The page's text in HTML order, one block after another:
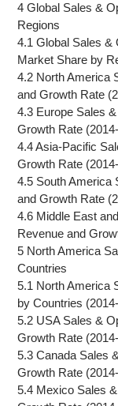
4 Global Sales &
Regions
4.1 Global Sales &
Market Share by
4.2 North America
and Growth Rate
4.3 Europe Sales
Growth Rate
4.4 Asia-Pacific
Growth Rate
4.5 South America
and Growth Rate
4.6 Middle East
Revenue and
5 North America
Countries
5.1 North America
by Countries
5.2 USA Sales &
Growth Rate
5.3 Canada Sales
Growth Rate
5.4 Mexico Sales